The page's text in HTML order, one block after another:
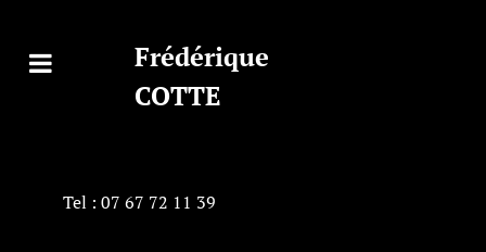
Frédérique
COTTE
Tel : 07 67 72 11 39